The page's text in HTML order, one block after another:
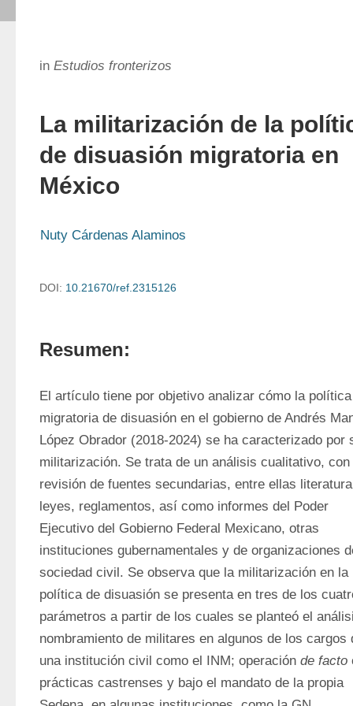
in Estudios fronterizos
La militarización de la
de disuasión migratoria en
México
Nuty Cárdenas Alaminos
DOI: 10.21670/ref.2315126
Resumen:
El artículo tiene por objetivo analizar cómo la política
migratoria de disuasión en el gobierno de Andrés
López Obrador (2018-2024) se ha caracterizado por
militarización. Se trata de un análisis cualitativo, con
revisión de fuentes secundarias, entre ellas
leyes, reglamentos, así como informes del Poder
Ejecutivo del Gobierno Federal Mexicano, otras
instituciones gubernamentales y de organizaciones
sociedad civil. Se observa que la militarización en la
política de disuasión se presenta en tres de los
parámetros a partir de los cuales se planteó el
nombramiento de militares en algunos de los cargos
una institución civil como el INM; operación de facto
prácticas castrenses y bajo el mandato de la propia